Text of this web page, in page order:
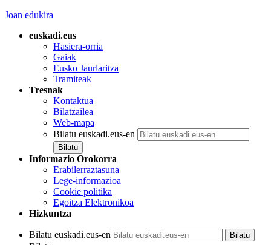
Joan edukira
euskadi.eus
Hasiera-orria
Gaiak
Eusko Jaurlaritza
Tramiteak
Tresnak
Kontaktua
Bilatzailea
Web-mapa
Bilatu euskadi.eus-en
Informazio Orokorra
Erabilerraztasuna
Lege-informazioa
Cookie politika
Egoitza Elektronikoa
Hizkuntza
Bilatu euskadi.eus-en